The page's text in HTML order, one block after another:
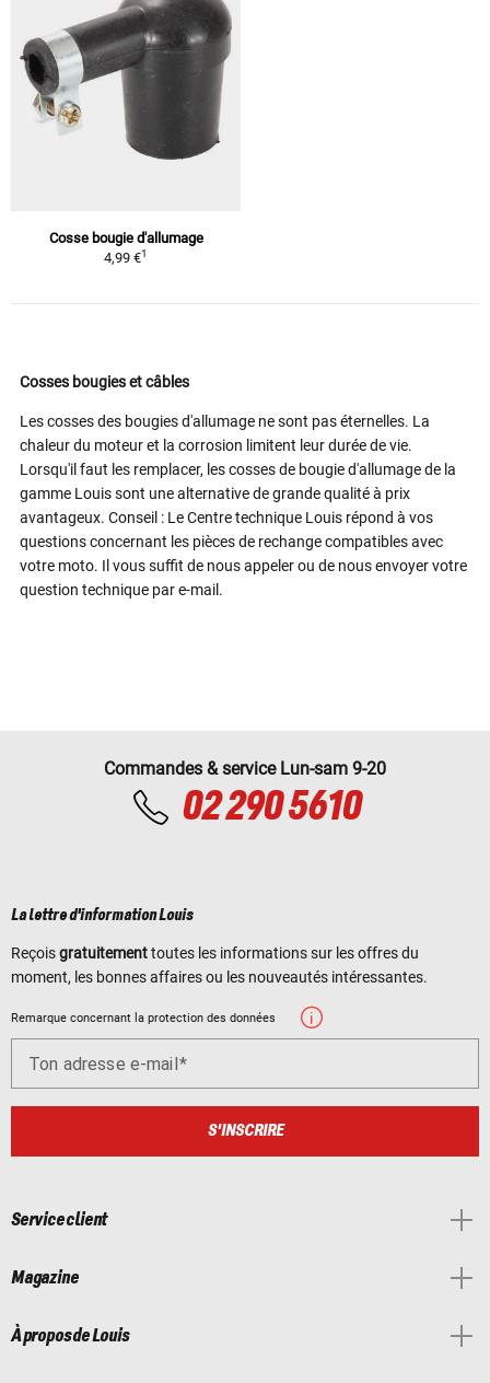
Cosse bougie d'allumage
4,99 €1
Cosses bougies et câbles
Les cosses des bougies d'allumage ne sont pas éternelles. La
chaleur du moteur et la corrosion limitent leur durée de vie.
Lorsqu'il faut les remplacer, les cosses de bougie d'allumage de la
gamme Louis sont une alternative de grande qualité à prix
avantageux. Conseil : Le Centre technique Louis répond à vos
questions concernant les pièces de rechange compatibles avec
votre moto. Il vous suffit de nous appeler ou de nous envoyer votre
question technique par e-mail.
Commandes & service Lun-sam 9-20
02 290 5610
La lettre d'information Louis
Reçoisgratuitementtoutes les informations sur les offres du
moment, les bonnes affaires ou les nouveautés intéressantes.
Remarque concernant la protection des données
Ton adresse e-mail
S'INSCRIRE
Service client
Magazine
À propos de Louis